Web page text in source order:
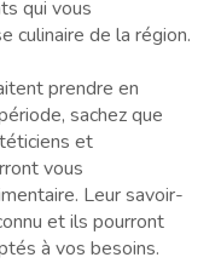
qui vous
culinaire de la région.
prendre en
sachez que
et
vous
Leur savoir-
et ils pourront
à vos besoins.